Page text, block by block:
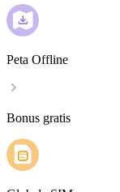
Peta Offline
Bonus gratis